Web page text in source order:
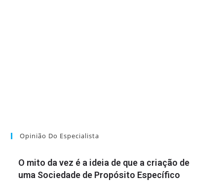
Opinião Do Especialista
O mito da vez é a ideia de que a criação de
uma Sociedade de Propósito Específico